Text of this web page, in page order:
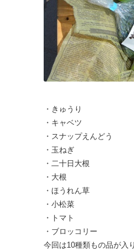
・きゅうり
・キャベツ
・スナップえんどう
・玉ねぎ
・二十日大根
・大根
・ほうれん草
・小松菜
・トマト
・ブロッコリー
今回は10種類もの品が入